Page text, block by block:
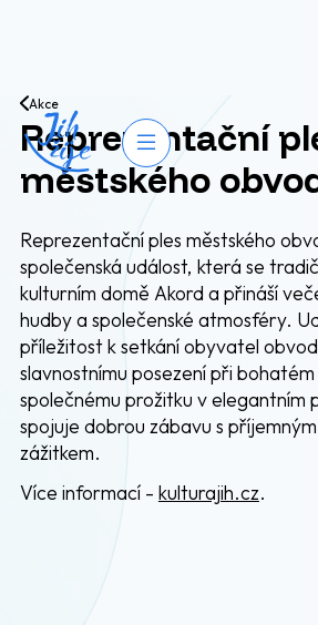
Přejít na obsah
Otevřít navigaci
Akce
Reprezentační
městského
Reprezentační ples městského
společenská událost, která se
kulturním domě Akord a přináší
hudby a společenské atmosféry.
příležitost k setkání obyvatel
slavnostnímu posezení při
společnému prožitku v elegantním
spojuje dobrou zábavu s
zážitkem.
Více informací - kulturajih.cz.